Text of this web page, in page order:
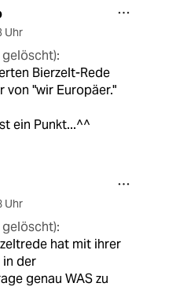
Uhr
Bierzelt-Rede
von "wir Europäer."
ein Punkt...^^
Uhr
hat mit ihrer
der
genau WAS zu